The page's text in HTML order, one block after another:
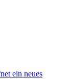
ein neues